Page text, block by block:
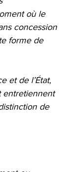
où le
concession
forme de
et de l’État,
entretiennent
de